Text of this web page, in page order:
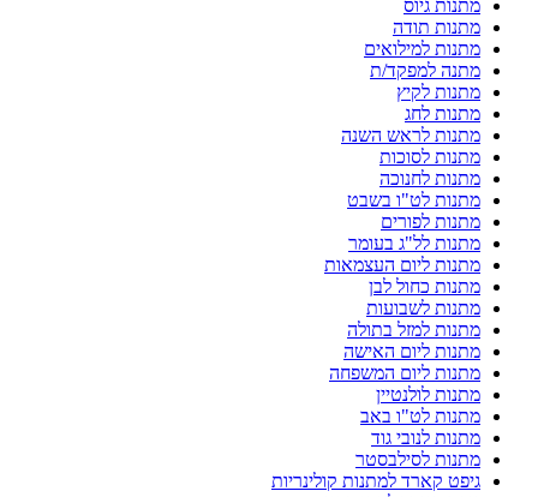
מתנות גיוס
מתנות תודה
מתנות למילואים
מתנה למפקד/ת
מתנות לקיץ
מתנות לחג
מתנות לראש השנה
מתנות לסוכות
מתנות לחנוכה
מתנות לט"ו בשבט
מתנות לפורים
מתנות לל"ג בעומר
מתנות ליום העצמאות
מתנות כחול לבן
מתנות לשבועות
מתנות למזל בתולה
מתנות ליום האישה
מתנות ליום המשפחה
מתנות לולנטיין
מתנות לט"ו באב
מתנות לנובי גוד
מתנות לסילבסטר
גיפט קארד למתנות קולינריות